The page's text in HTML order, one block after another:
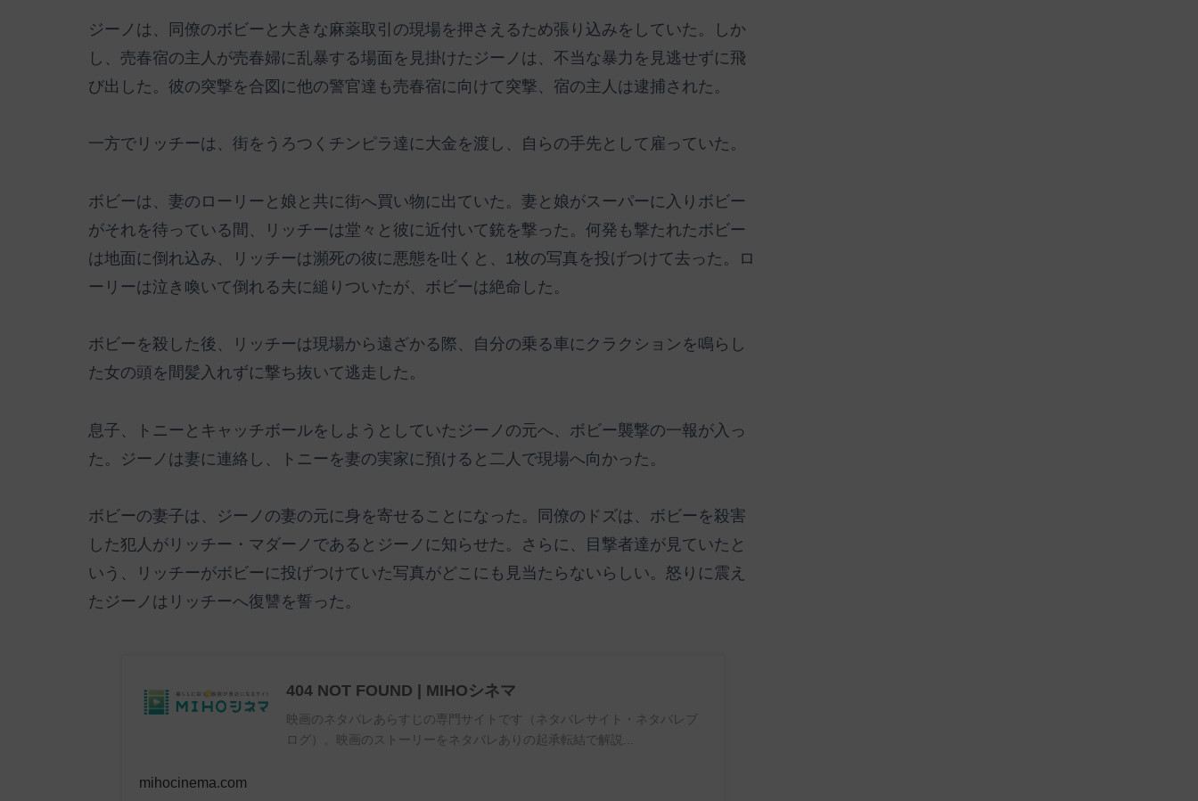
ジーノは、同僚のボビーと大きな麻薬取引の現場を押さえるため張り込みをしていた。しか
し、売春宿の主人が売春婦に乱暴する場面を見掛けたジーノは、不当な暴力を見逃せずに飛
び出した。彼の突撃を合図に他の警官達も売春宿に向けて突撃、宿の主人は逮捕された。
一方でリッチーは、街をうろつくチンピラ達に大金を渡し、自らの手先として雇っていた。
ボビーは、妻のローリーと娘と共に街へ買い物に出ていた。妻と娘がスーパーに入りボビー
がそれを待っている間、リッチーは堂々と彼に近付いて銃を撃った。何発も撃たれたボビー
は地面に倒れ込み、リッチーは瀕死の彼に悪態を吐くと、1枚の写真を投げつけて去った。ロ
ーリーは泣き喚いて倒れる夫に縋りついたが、ボビーは絶命した。
ボビーを殺した後、リッチーは現場から遠ざかる際、自分の乗る車にクラクションを鳴らし
た女の頭を間髪入れずに撃ち抜いて逃走した。
息子、トニーとキャッチボールをしようとしていたジーノの元へ、ボビー襲撃の一報が入っ
た。ジーノは妻に連絡し、トニーを妻の実家に預けると二人で現場へ向かった。
ボビーの妻子は、ジーノの妻の元に身を寄せることになった。同僚のドズは、ボビーを殺害
した犯人がリッチー・マダーノであるとジーノに知らせた。さらに、目撃者達が見ていたと
いう、リッチーがボビーに投げつけていた写真がどこにも見当たらないらしい。怒りに震え
たジーノはリッチーへ復讐を誓った。
404 NOT FOUND | MIHOシネマ
映画のネタバレあらすじの専門サイトです（ネタバレサイト・ネタバレブ
ログ）。映画のストーリーをネタバレありの起承転結で解説...
mihocinema.com